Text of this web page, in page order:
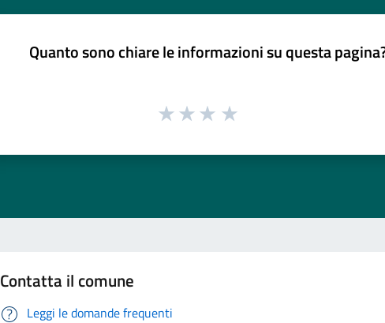
Quanto sono chiare le informazioni su questa
Contatta il comune
Leggi le domande frequenti